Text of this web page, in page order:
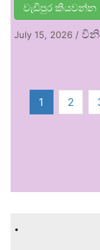
වැඩිපුර කියවන්න
July 15, 2026 /
1 2
.